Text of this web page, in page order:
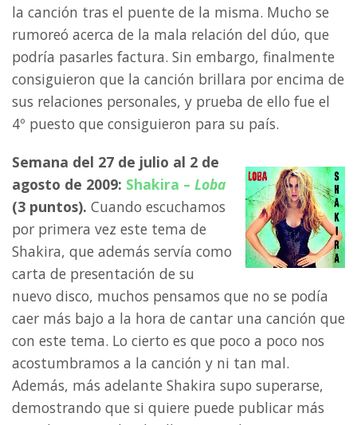
la canción tras el puente de la misma. Mucho se
rumoreó acerca de la mala relación del dúo, que
podría pasarles factura. Sin embargo, finalmente
consiguieron que la canción brillara por encima de
sus relaciones personales, y prueba de ello fue el
4º puesto que consiguieron para su país.
Semana del 27 de julio al 2 de
agosto de 2009: Shakira – Loba
(3 puntos). Cuando escuchamos
por primera vez este tema de
Shakira, que además servía como
carta de presentación de su
nuevo disco, muchos pensamos que no se podía
caer más bajo a la hora de cantar una canción que
con este tema. Lo cierto es que poco a poco nos
acostumbramos a la canción y ni tan mal.
Además, más adelante Shakira supo superarse,
demostrando que si quiere puede publicar más